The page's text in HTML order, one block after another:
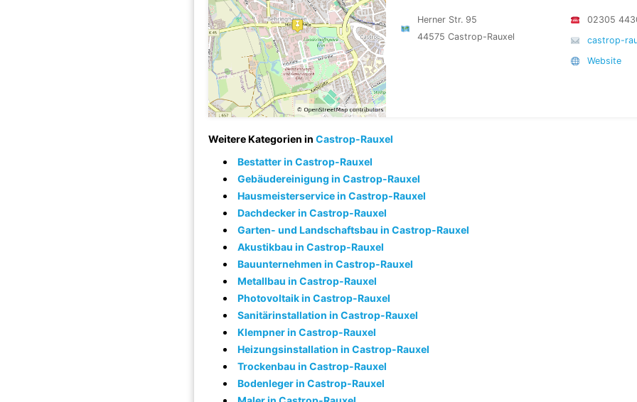
Herner Str. 95
44575 Castrop-Rauxel
02305
castrop-
Website
Weitere Kategorien in Castrop-Rauxel
Bestatter in Castrop-Rauxel
Gebäudereinigung in Castrop-Rauxel
Hausmeisterservice in Castrop-Rauxel
Dachdecker in Castrop-Rauxel
Garten- und Landschaftsbau in Castrop-Rauxel
Akustikbau in Castrop-Rauxel
Bauunternehmen in Castrop-Rauxel
Metallbau in Castrop-Rauxel
Photovoltaik in Castrop-Rauxel
Sanitärinstallation in Castrop-Rauxel
Klempner in Castrop-Rauxel
Heizungsinstallation in Castrop-Rauxel
Trockenbau in Castrop-Rauxel
Bodenleger in Castrop-Rauxel